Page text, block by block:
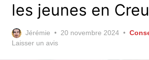
les jeunes en
Jérémie
Posted
20 novembre 2024
Laisser un avis